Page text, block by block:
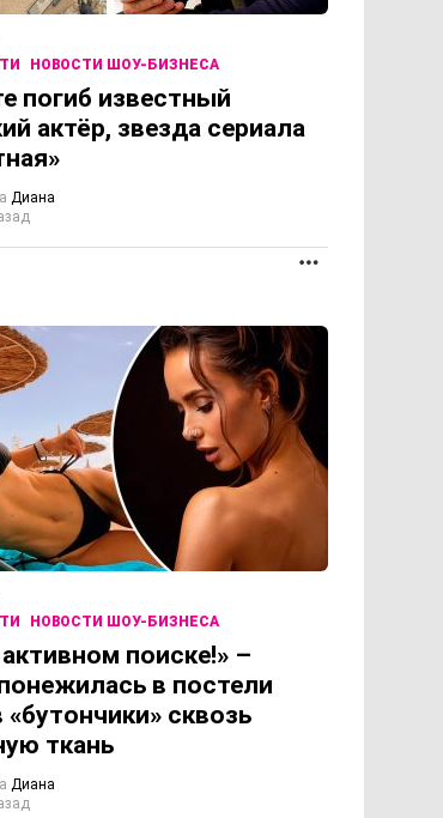
НОВОСТИ ШОУ-БИЗНЕСА
погиб известный
актёр, звезда сериала
Диана
НОВОСТИ ШОУ-БИЗНЕСА
поиске!» –
в постели
«бутончики» сквозь
ткань
Диана